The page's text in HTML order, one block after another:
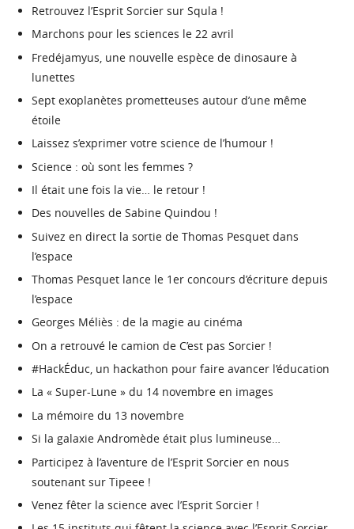
Retrouvez l’Esprit Sorcier sur Squla !
Marchons pour les sciences le 22 avril
Fredéjamyus, une nouvelle espèce de dinosaure à
lunettes
Sept exoplanètes prometteuses autour d’une même
étoile
Laissez s’exprimer votre science de l’humour !
Science : où sont les femmes ?
Il était une fois la vie… le retour !
Des nouvelles de Sabine Quindou !
Suivez en direct la sortie de Thomas Pesquet dans
l’espace
Thomas Pesquet lance le 1er concours d’écriture depuis
l’espace
Georges Méliès : de la magie au cinéma
On a retrouvé le camion de C’est pas Sorcier !
#HackÉduc, un hackathon pour faire avancer l’éducation
La « Super-Lune » du 14 novembre en images
La mémoire du 13 novembre
Si la galaxie Andromède était plus lumineuse…
Participez à l’aventure de l’Esprit Sorcier en nous
soutenant sur Tipeee !
Venez fêter la science avec l’Esprit Sorcier !